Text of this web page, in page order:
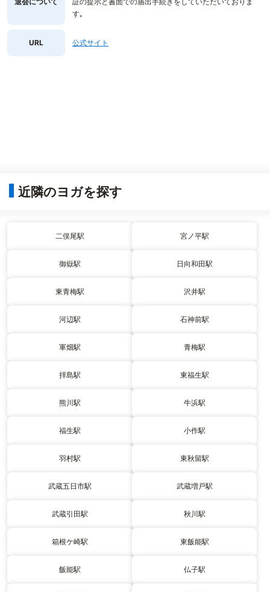
す｡
URL 公式サイト
近隣のヨガを探す
二俣尾駅 宮ノ平駅
御嶽駅 日向和田駅
東青梅駅 沢井駅
河辺駅 石神前駅
軍畑駅 青梅駅
拝島駅 東福生駅
熊川駅 牛浜駅
福生駅 小作駅
羽村駅 東秋留駅
武蔵五日市駅 武蔵増戸駅
武蔵引田駅 秋川駅
箱根ケ崎駅 東飯能駅
飯能駅 仏子駅